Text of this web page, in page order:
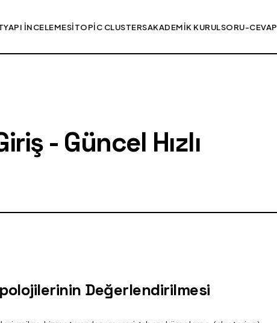
İNCELEMESITOPIC CLUSTERSAKADEMIK KURULSORU-CEVAP
- Güncel Hızlı
Değerlendirilmesi